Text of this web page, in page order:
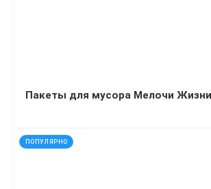
ПОПУЛЯРНО
код: 12250